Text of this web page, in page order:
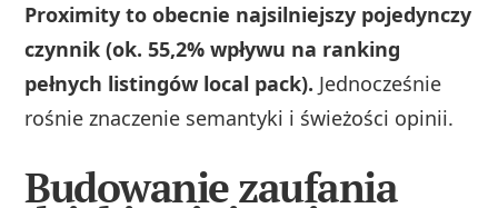
Proximity to obecnie najsilniejszy pojedynczy
czynnik (ok. 55,2% wpływu na ranking
pełnych listingów local pack). Jednocześnie
rośnie znaczenie semantyki i świeżości opinii.
Budowanie zaufania